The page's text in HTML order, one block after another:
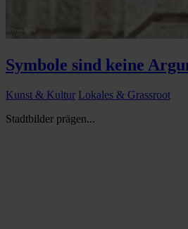
Symbole sind keine
Kunst & Kultur Lokales & Grassroot
Stadtbilder prägen...